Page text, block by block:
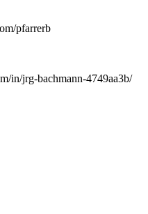
pfarrerb
in/jrg-bachmann-4749aa3b/